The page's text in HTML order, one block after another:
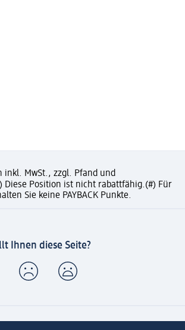
inkl. MwSt., zzgl. Pfand und
Diese Position ist nicht rabattfähig.(#) Für
Sie keine PAYBACK Punkte.
Ihnen diese Seite?